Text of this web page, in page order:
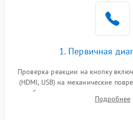
1. Первичная
Проверка реакции на кнопку
(HDMI, USB) на механические
ошибок на экране или по
дисков, работы геймпадов иПодробнее